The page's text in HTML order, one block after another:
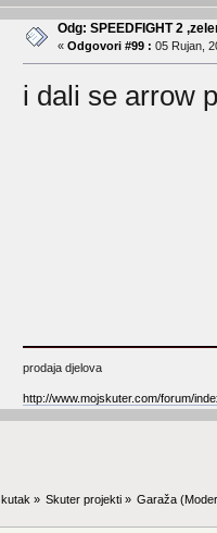
Odg: SPEEDFIGHT 2
« Odgovori #99 : 05 Rujan,
i dali se arrow
prodaja djelova
http://www.mojskuter.com/forum/
» Skuter projekti» Garaža